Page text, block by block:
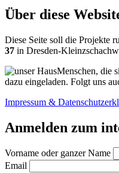
–
Spielen
mit?
Über diese
Diese Seite soll die Projekte
37 in Dresden-
Menschen, die
dazu eingeladen. Folgt uns
Impressum &
Anmelden zum
Vorname oder ganzer Name
Email